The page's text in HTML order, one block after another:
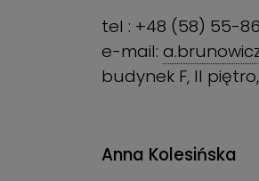
tel : +48 (58) 55-
e-mail:
budynek F, II
Anna Kolesińska